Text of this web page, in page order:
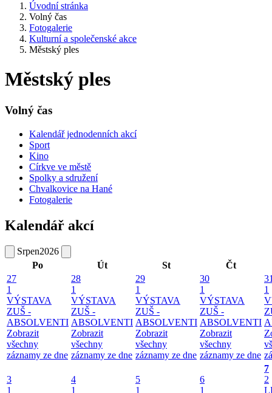
Úvodní stránka
Volný čas
Fotogalerie
Kulturní a společenské akce
Městský ples
Městský ples
Volný čas
Kalendář jednodenních akcí
Sport
Kino
Církve ve městě
Spolky a sdružení
Chvalkovice na Hané
Fotogalerie
Kalendář akcí
Srpen2026
Po
Út St
Čt
27
1
VÝSTAVA
ZUŠ -
ABSOLVENTI
Zobrazit
všechny
záznamy ze dne
28
1
VÝSTAVA
ZUŠ -
ABSOLVENTI
Zobrazit
všechny
záznamy ze dne
29
1
VÝSTAVA
ZUŠ -
ABSOLVENTI
Zobrazit
všechny
záznamy ze dne
30
1
VÝSTAVA
ZUŠ -
ABSOLVENTI
Zobrazit
všechny
záznamy ze dne
1
3
1
4
1
5
1
6
1
7
2